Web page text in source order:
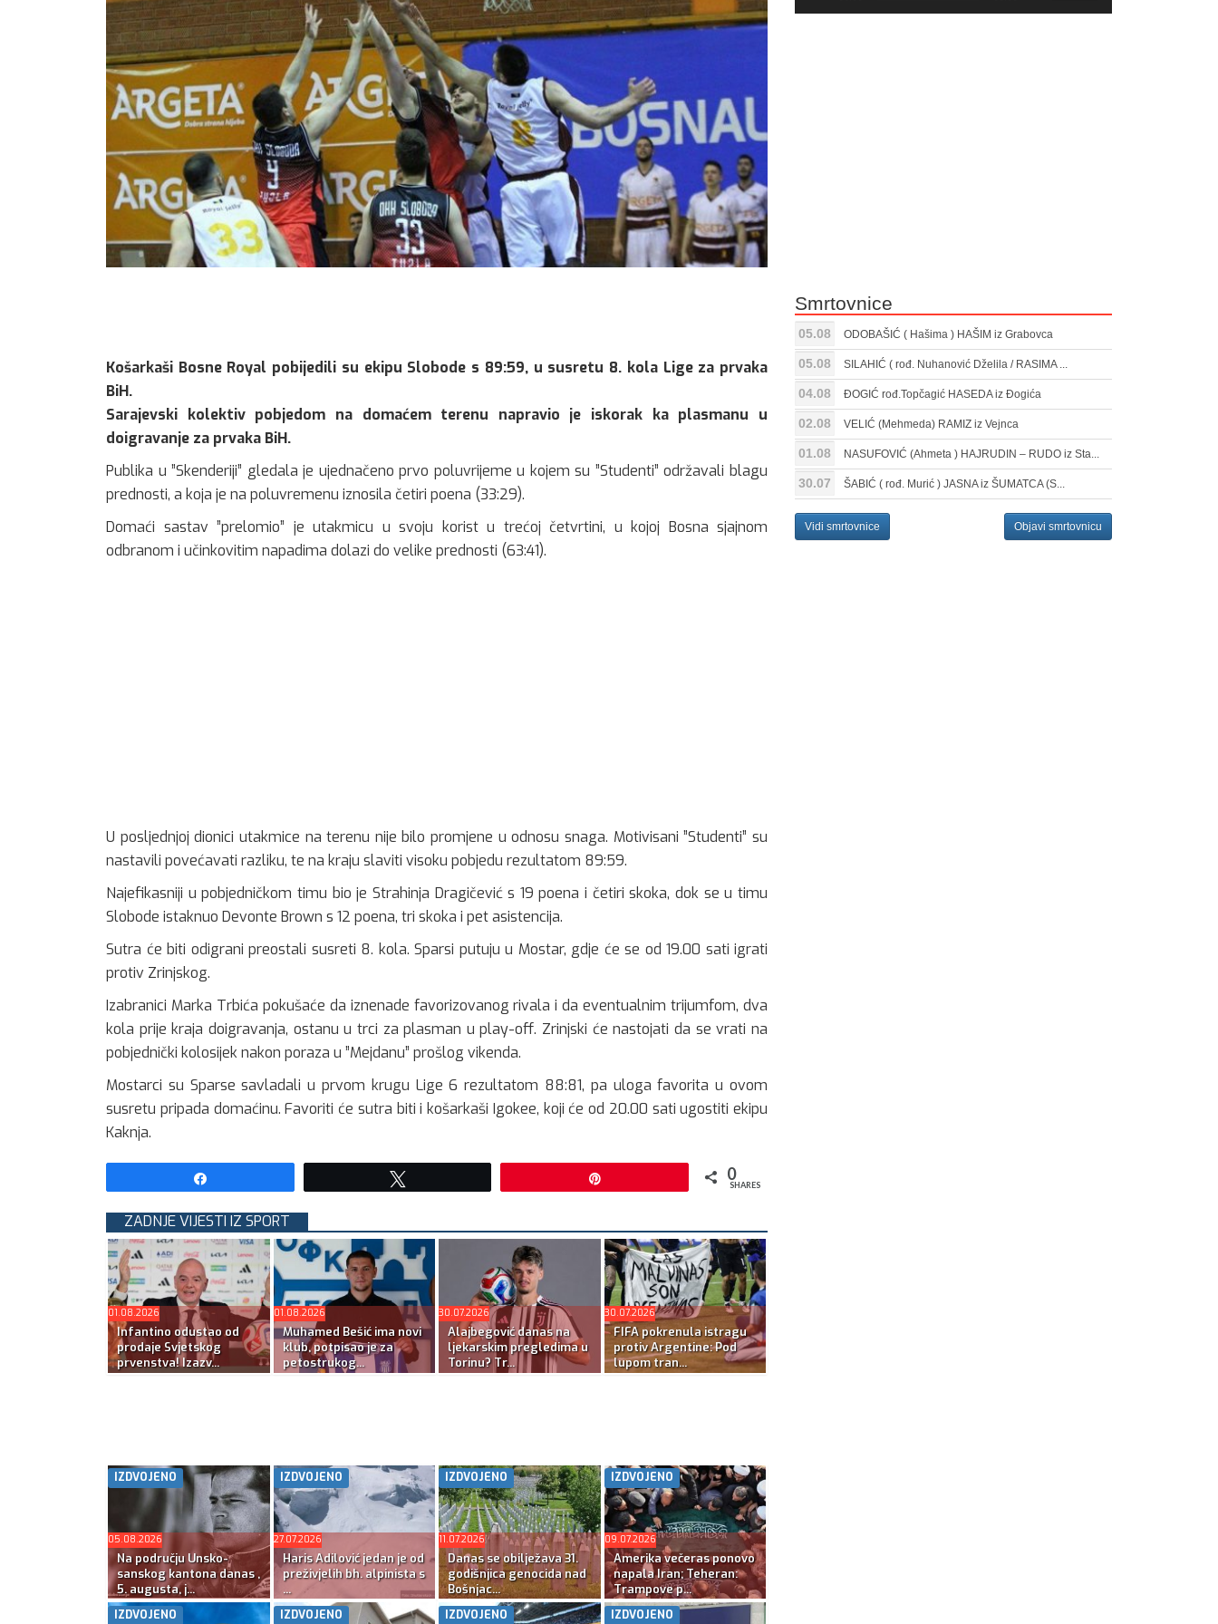
Košarkaši Bosne Royal pobijedili su ekipu Slobode s 89:59, u susretu 8. kola Lige za prvaka
BiH.
Sarajevski kolektiv pobjedom na domaćem terenu napravio je iskorak ka plasmanu u
doigravanje za prvaka BiH.
Publika u ”Skenderiji” gledala je ujednačeno prvo poluvrijeme u kojem su ”Studenti” održavali blagu
prednosti, a koja je na poluvremenu iznosila četiri poena (33:29).
Domaći sastav ”prelomio” je utakmicu u svoju korist u trećoj četvrtini, u kojoj Bosna sjajnom
odbranom i učinkovitim napadima dolazi do velike prednosti (63:41).
U posljednjoj dionici utakmice na terenu nije bilo promjene u odnosu snaga. Motivisani ”Studenti” su
nastavili povećavati razliku, te na kraju slaviti visoku pobjedu rezultatom 89:59.
Najefikasniji u pobjedničkom timu bio je Strahinja Dragičević s 19 poena i četiri skoka, dok se u timu
Slobode istaknuo Devonte Brown s 12 poena, tri skoka i pet asistencija.
Sutra će biti odigrani preostali susreti 8. kola. Sparsi putuju u Mostar, gdje će se od 19.00 sati igrati
protiv Zrinjskog.
Izabranici Marka Trbića pokušaće da iznenade favorizovanog rivala i da eventualnim trijumfom, dva
kola prije kraja doigravanja, ostanu u trci za plasman u play-off. Zrinjski će nastojati da se vrati na
pobjednički kolosijek nakon poraza u ”Mejdanu” prošlog vikenda.
Mostarci su Sparse savladali u prvom krugu Lige 6 rezultatom 88:81, pa uloga favorita u ovom
susretu pripada domaćinu. Favoriti će sutra biti i košarkaši Igokee, koji će od 20.00 sati ugostiti ekipu
Kaknja.
0
SHARES
ZADNJE VIJESTI IZ SPORT
01.08.2026
Infantino odustao od
prodaje Svjetskog
prvenstva! Izazv...
01.08.2026
Muhamed Bešić ima novi
klub, potpisao je za
petostrukog...
30.07.2026
Alajbegović danas na
ljekarskim pregledima u
Torinu? Tr...
30.07.2026
FIFA pokrenula istragu
protiv Argentine: Pod
lupom tran...
IZDVOJENO
05.08.2026
Na području Unsko-
sanskog kantona danas ,
5. augusta, j...
IZDVOJENO
27.07.2026
Haris Adilović jedan je od
preživjelih bh. alpinista s
...
IZDVOJENO
11.07.2026
Danas se obilježava 31.
godišnjica genocida nad
Bošnjac...
IZDVOJENO
09.07.2026
Amerika večeras ponovo
napala Iran; Teheran:
Trampove p...
IZDVOJENO IZDVOJENO IZDVOJENO IZDVOJENO
Gore/Dole
Smrtovnice
05.08 ODOBAŠIĆ ( Hašima ) HAŠIM iz Grabovca
05.08 SILAHIĆ ( rođ. Nuhanović Dželila / RASIMA ...
04.08 ĐOGIĆ rođ.Topčagić HASEDA iz Đogića
02.08 VELIĆ (Mehmeda) RAMIZ iz Vejnca
01.08 NASUFOVIĆ (Ahmeta ) HAJRUDIN – RUDO iz Sta...
30.07 ŠABIĆ ( rođ. Murić ) JASNA iz ŠUMATCA (S...
Vidi smrtovnice Objavi smrtovnicu